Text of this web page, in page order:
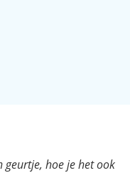
geurtje, hoe je het ook